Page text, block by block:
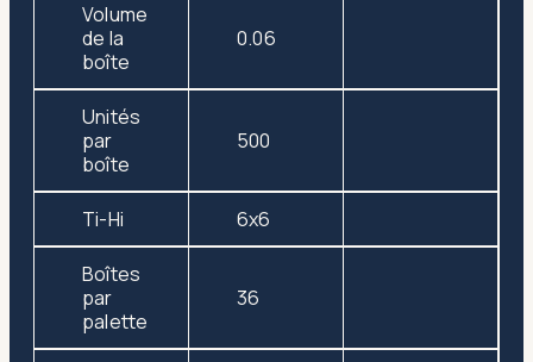
Volume
de la
boîte
0.06
Unités
par
boîte
500
Ti-Hi 6x6
Boîtes
par
palette
36